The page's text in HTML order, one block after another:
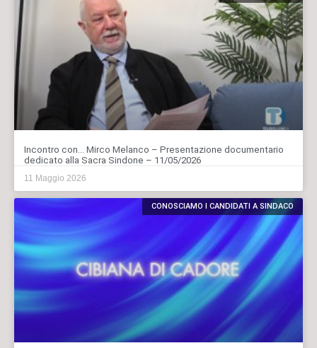
Incontro con… Mirco Melanco – Presentazione documentario
dedicato alla Sacra Sindone – 11/05/2026
11 Maggio 2026
CONOSCIAMO I CANDIDATI A SINDACO